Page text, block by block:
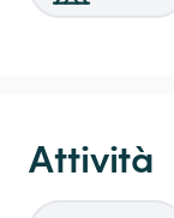
Attività